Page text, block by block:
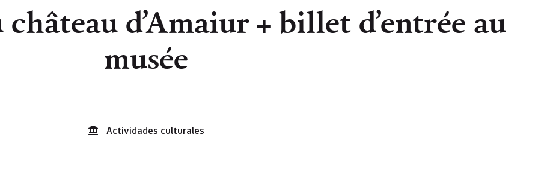
d’Amaiur + billet d’entrée au
musée
Actividades culturales